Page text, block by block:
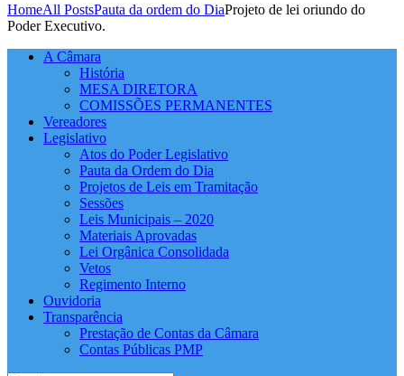
HomeAll PostsPauta da ordem do DiaProjeto de lei oriundo do
Poder Executivo.
A Câmara
História
MESA DIRETORA
COMISSÕES PERMANENTES
Vereadores
Legislativo
Atos do Poder Legislativo
Pauta da Ordem do Dia
Projetos de Leis em Tramitação
Sessões
Leis Municipais – 2020
Materiais Aprovadas
Lei Orgânica Consolidada
Vetos
Regimento Interno
Ouvidoria
Transparência
Prestação de Contas da Câmara
Contas Públicas PMP